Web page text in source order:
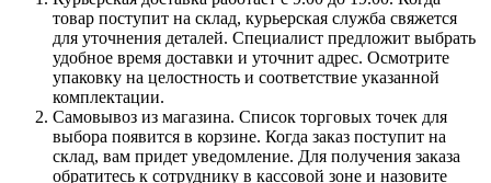
товар поступит на склад, курьерская служба свяжется
для уточнения деталей. Специалист предложит выбрать
удобное время доставки и уточнит адрес. Осмотрите
упаковку на целостность и соответствие указанной
комплектации.
Самовывоз из магазина. Список торговых точек для
выбора появится в корзине. Когда заказ поступит на
склад, вам придет уведомление. Для получения заказа
обратитесь к сотруднику в кассовой зоне и назовите